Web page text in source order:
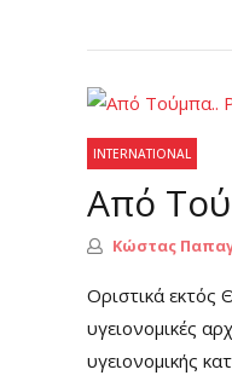
INTERNATIONAL
Από
Κώστας
Οριστικά εκτός
υγειονομικές
υγειονομικής